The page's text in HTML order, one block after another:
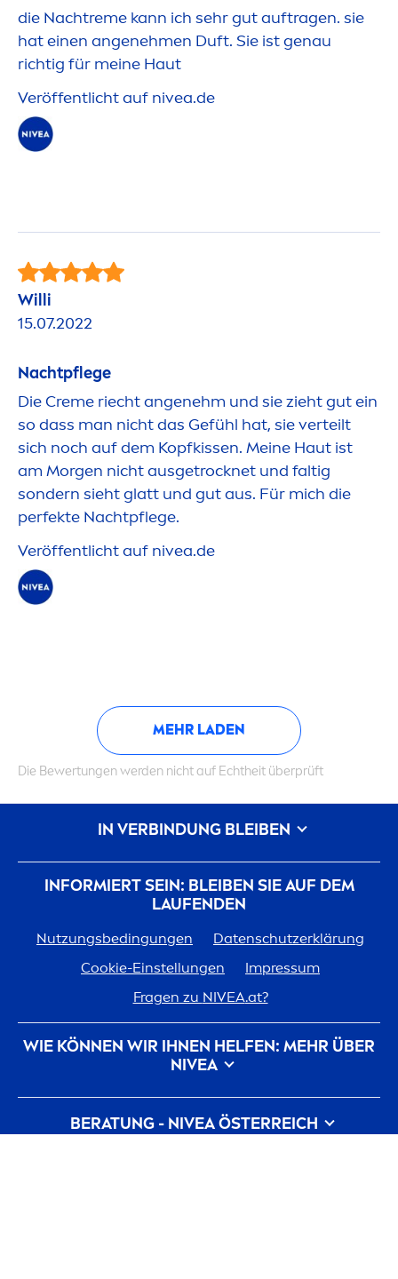
die Nachtreme kann ich sehr gut auftragen. sie
hat einen angenehmen Duft. Sie ist genau
richtig für meine Haut
Veröffentlicht auf nivea.de
Willi
15.07.2022
Nachtpflege
Die Creme riecht angenehm und sie zieht gut ein
so dass man nicht das Gefühl hat, sie verteilt
sich noch auf dem Kopfkissen. Meine Haut ist
am Morgen nicht ausgetrocknet und faltig
sondern sieht glatt und gut aus. Für mich die
perfekte Nachtpflege.
Veröffentlicht auf nivea.de
MEHR LADEN
Die Bewertungen werden nicht auf Echtheit überprüft
INFORMIERT SEIN: BLEIBEN SIE AUF DEM
LAUFENDEN
Nutzungsbedingungen
Datenschutzerklärung
Cookie-Einstellungen
Impressum
Fragen zu NIVEA.at?
WIE KÖNNEN WIR IHNEN HELFEN: MEHR ÜBER
NIVEA
Marken-Geschichte FürNIVEAarbeiten
Nachhaltigkeit beiNIVEA Kontakt
BERATUNG - NIVEAÖSTERREICH
IN VERBINDUNG BLEIBEN